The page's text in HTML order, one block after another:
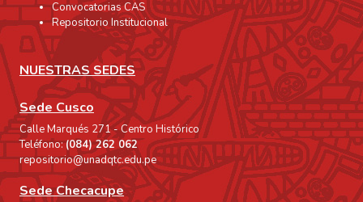
Convocatorias CAS
Repositorio Institucional
NUESTRAS SEDES
Sede Cusco
Calle Marqués 271 - Centro Histórico
Teléfono:(084) 262 062
repositorio@unadqtc.edu.pe
Sede Checacupe